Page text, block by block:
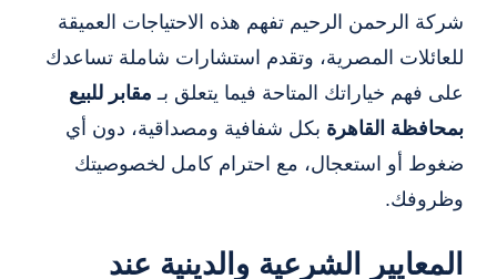
شركة الرحمن الرحيم تفهم هذه الاحتياجات العميقة
للعائلات المصرية، وتقدم استشارات شاملة تساعدك
على فهم خياراتك المتاحة فيما يتعلق بـ مقابر للبيع
بمحافظة القاهرة بكل شفافية ومصداقية، دون أي
ضغوط أو استعجال، مع احترام كامل لخصوصيتك
وظروفك.
المعايير الشرعية والدينية عند